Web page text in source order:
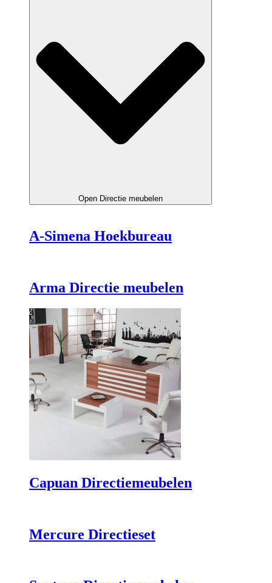
Open Directie meubelen
A-Simena Hoekbureau
Arma Directie meubelen
Capuan Directiemeubelen
Mercure Directieset